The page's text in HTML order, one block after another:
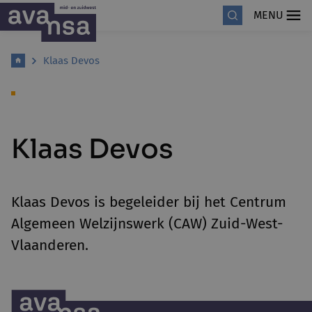
MENU
Klaas Devos
Klaas Devos
Klaas Devos is begeleider bij het Centrum
Algemeen Welzijnswerk (CAW) Zuid-West-
Vlaanderen.